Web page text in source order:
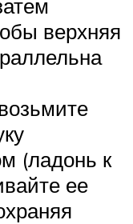
верхняя
(ладонь к
ее